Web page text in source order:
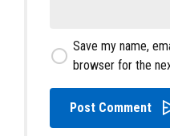
Save my name,
browser for the
Post Comment